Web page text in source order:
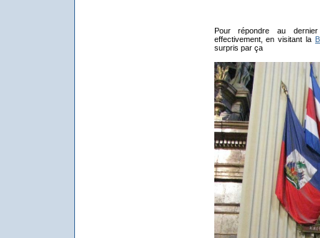
Pour répondre au
effectivement, en visitant la
surpris par ça